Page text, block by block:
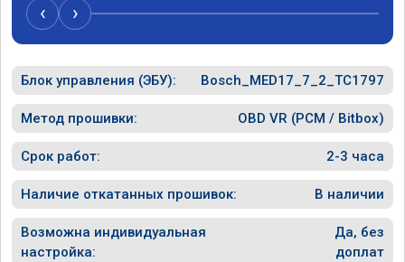
‹ ›
Блок управления (ЭБУ): Bosch_MED17_7_2_TC1797
Метод прошивки: OBD VR (PCM / Bitbox)
Срок работ: 2-3 часа
Наличие откатанных прошивок: В наличии
Возможна индивидуальная
настройка:
Да, без
доплат